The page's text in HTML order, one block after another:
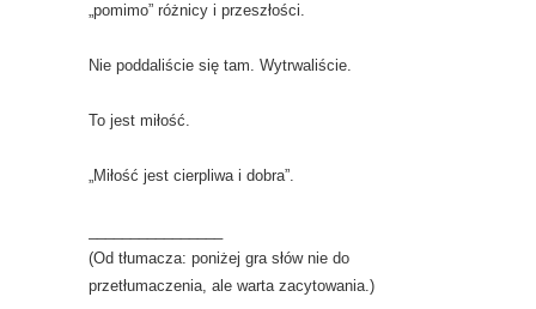
„pomimo” różnicy i przeszłości.
Nie poddaliście się tam. Wytrwaliście.
To jest miłość.
„Miłość jest cierpliwa i dobra”.
(Od tłumacza: poniżej gra słów nie do
przetłumaczenia, ale warta zacytowania.)